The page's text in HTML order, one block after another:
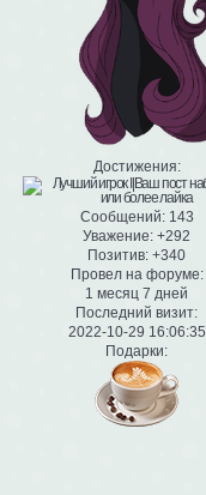
Достижения:
Сообщений:143
Уважение: +292
Позитив: +340
Провел на форуме:
1 месяц 7 дней
Последний визит:
2022-10-29 16:06:35
Подарки: